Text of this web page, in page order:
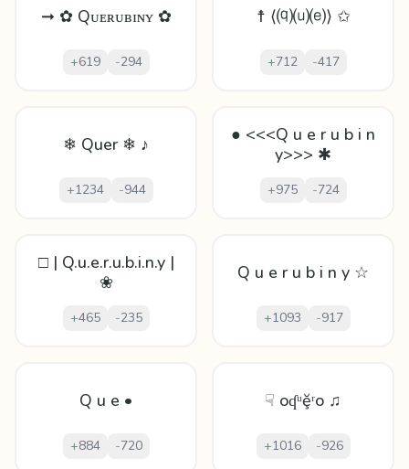
➞ ✿ Qᴜᴇʀᴜʙɪɴʏ ✿
+619 -294
☨ ⟨⒬⒰⒠⟩ ✩
+712 -417
❄ Quer ❄ ♪
+1234 -944
● <<<Q u e r u b i n
y>>> ✱
+975 -724
□ | Q.u.e.r.u.b.i.n.y |
❀
+465 -235
Q u e r u b i n y ☆
+1093 -917
Q u e •
+884 -720
☟ oʠᵘḝʳo ♫
+1016 -926